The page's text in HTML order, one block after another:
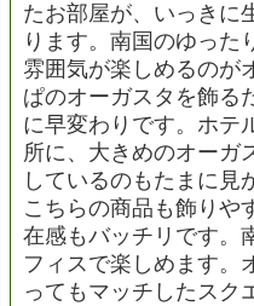
たお部屋が、いっきに
ります。南国のゆった
雰囲気が楽しめるのが
ぱのオーガスタを飾る
に早変わりです。ホテ
所に、大きめのオーガ
しているのもたまに見
こちらの商品も飾りや
在感もバッチリです。
フィスで楽しめます。
ってもマッチしたスク